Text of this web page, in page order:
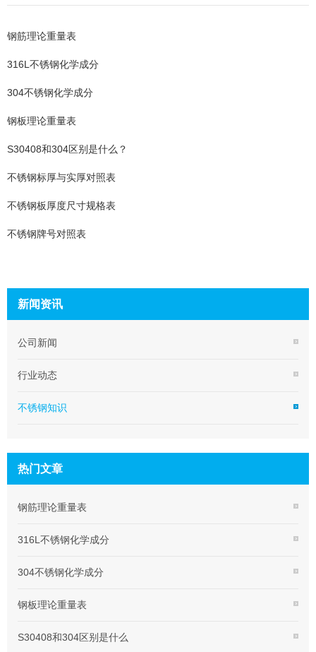
钢筋理论重量表
316L不锈钢化学成分
304不锈钢化学成分
钢板理论重量表
S30408和304区别是什么？
不锈钢标厚与实厚对照表
不锈钢板厚度尺寸规格表
不锈钢牌号对照表
新闻资讯
公司新闻
行业动态
不锈钢知识
热门文章
钢筋理论重量表
316L不锈钢化学成分
304不锈钢化学成分
钢板理论重量表
S30408和304区别是什么